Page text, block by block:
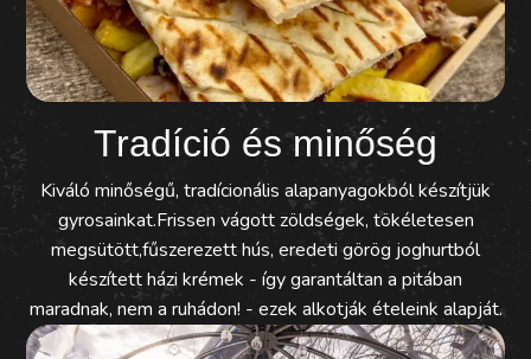
Tradíció és minőség
Kiváló minőségű, tradícionális alapanyagokból készítjük
gyrosainkat.Frissen vágott zöldségek, tökéletesen
megsütött,fűszerezett hús, eredeti görög joghurtból
készített házi krémek - így garantáltan a pitában
maradnak, nem a ruhádon! - ezek alkotják ételeink alapját.